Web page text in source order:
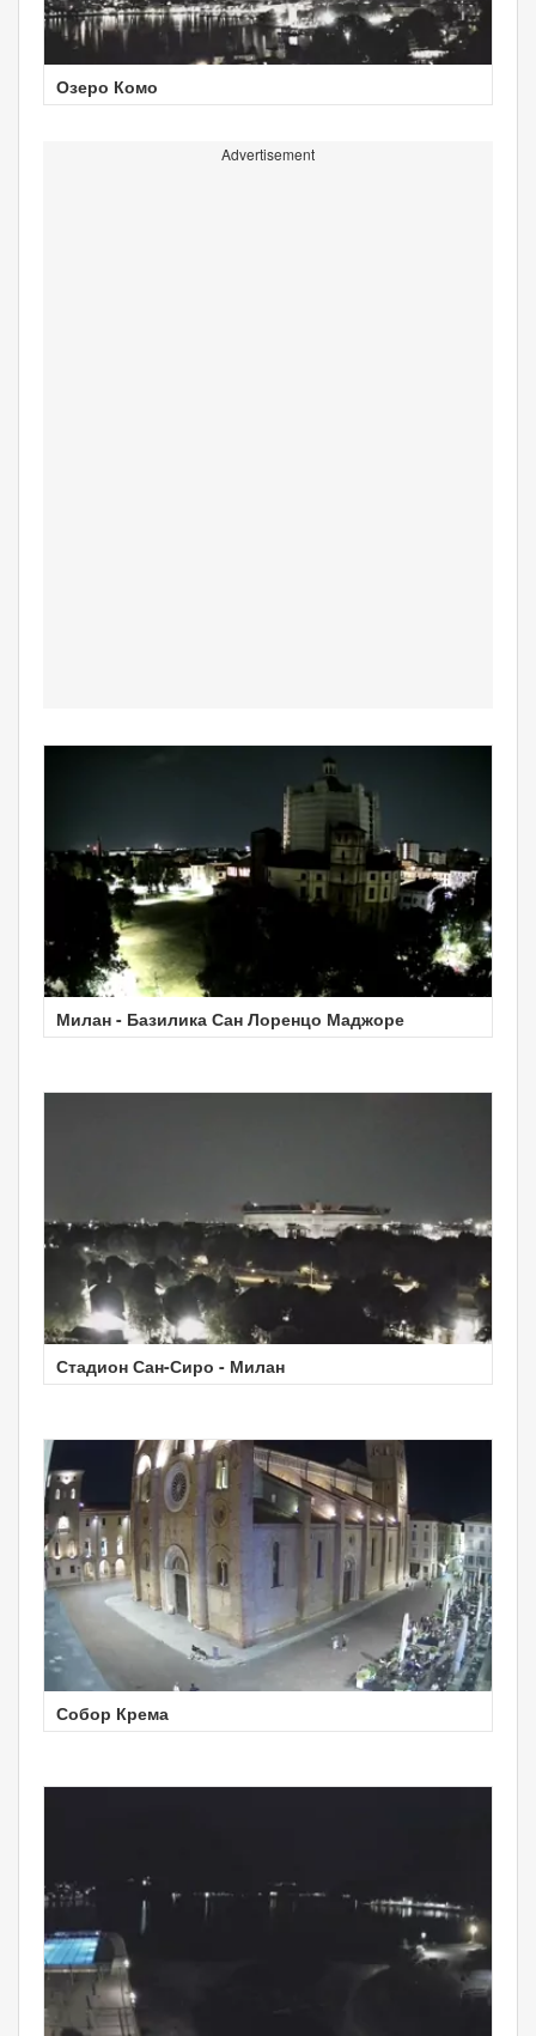
Озеро Комо
Advertisement
Милан - Базилика Сан Лоренцо Маджоре
Стадион Сан-Сиро - Милан
Собор Крема